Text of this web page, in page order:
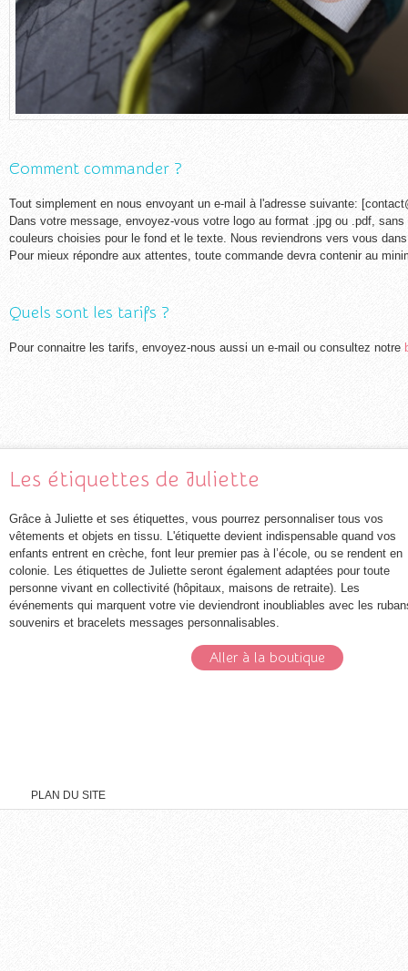
Comment commander ?
Tout simplement en nous envoyant un e-mail à l'adresse suivante:
Dans votre message, envoyez-vous votre logo au format .jpg ou .pdf,
couleurs choisies pour le fond et le texte. Nous reviendrons vers vous
Pour mieux répondre aux attentes, toute commande devra contenir au
Quels sont les tarifs ?
Pour connaitre les tarifs, envoyez-nous aussi un e-mail ou consultez notre
Les étiquettes de Juliette
Grâce à Juliette et ses étiquettes, vous pourrez personnaliser tous vos
vêtements et objets en tissu. L'étiquette devient indispensable quand vos
enfants entrent en crèche, font leur premier pas à l’école, ou se rendent en
colonie. Les étiquettes de Juliette seront également adaptées pour toute
personne vivant en collectivité (hôpitaux, maisons de retraite). Les
événements qui marquent votre vie deviendront inoubliables avec les
souvenirs et bracelets messages personnalisables.
Aller à la boutique
PLAN DU SITE